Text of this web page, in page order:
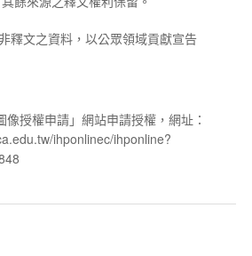
釋文之資料，以公眾領域貢獻宣告
授權申請」網站申請授權，網址：
ihponlinec/ihponline?